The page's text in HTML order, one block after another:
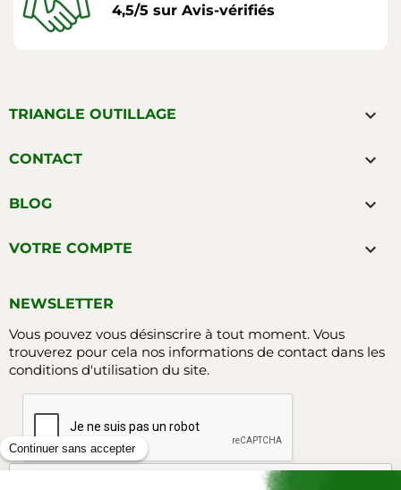
4,5/5 sur Avis-vérifiés
TRIANGLE OUTILLAGE 
CONTACT 
BLOG 
VOTRE COMPTE 
NEWSLETTER
Vous pouvez vous désinscrire à tout moment. Vous
trouverez pour cela nos informations de contact dans les
conditions d'utilisation du site.